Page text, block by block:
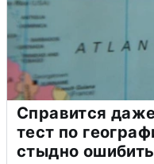
Справится
тест по
стыдно